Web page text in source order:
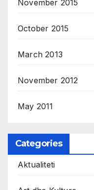
November 2015
October 2015
March 2013
November 2012
May 2011
Categories
Aktualiteti